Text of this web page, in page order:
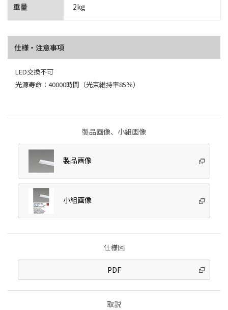
重量 2kg
仕様・注意事項
LED交換不可
光源寿命：40000時間（光束維持率85％）
製品画像、小組画像
製品画像
小組画像
仕様図
PDF
取説